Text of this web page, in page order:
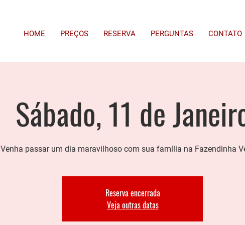
HOME PREÇOS RESERVA PERGUNTAS CONTATO
Sábado, 11 de
Venha passar um dia maravilhoso com sua família na Fazendinha
Reserva encerrada
Veja outras datas